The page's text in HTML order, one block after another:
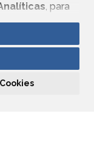
, para
y sus servicios.
todas”
el botón
técnicas